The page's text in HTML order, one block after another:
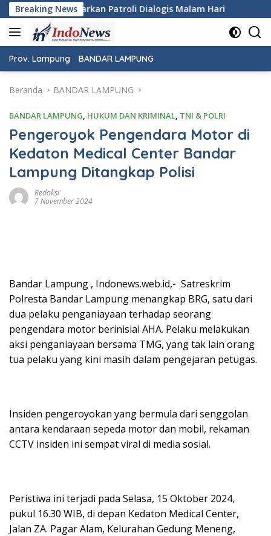
Langsung
ke
konten
Breaking News
Malam Hari Wujudkan Rasa Aman dan
Prov. Lampung BANDAR LAMPUNG
Beranda BANDAR LAMPUNG
BANDAR LAMPUNG, HUKUM DAN KRIMINAL, TNI & POLRI
Pengeroyok Pengendara Motor di
Kedaton Medical Center Bandar
Lampung Ditangkap Polisi
Redaksi
7 November 2024
Bandar Lampung , Indonews.web.id,- Satreskrim
Polresta Bandar Lampung menangkap BRG, satu dari
dua pelaku penganiayaan terhadap seorang
pengendara motor berinisial AHA. Pelaku melakukan
aksi penganiayaan bersama TMG, yang tak lain orang
tua pelaku yang kini masih dalam pengejaran petugas.
Insiden pengeroyokan yang bermula dari senggolan
antara kendaraan sepeda motor dan mobil, rekaman
CCTV insiden ini sempat viral di media sosial.
Peristiwa ini terjadi pada Selasa, 15 Oktober 2024,
pukul 16.30 WIB, di depan Kedaton Medical Center,
Jalan ZA. Pagar Alam, Kelurahan Gedung Meneng,